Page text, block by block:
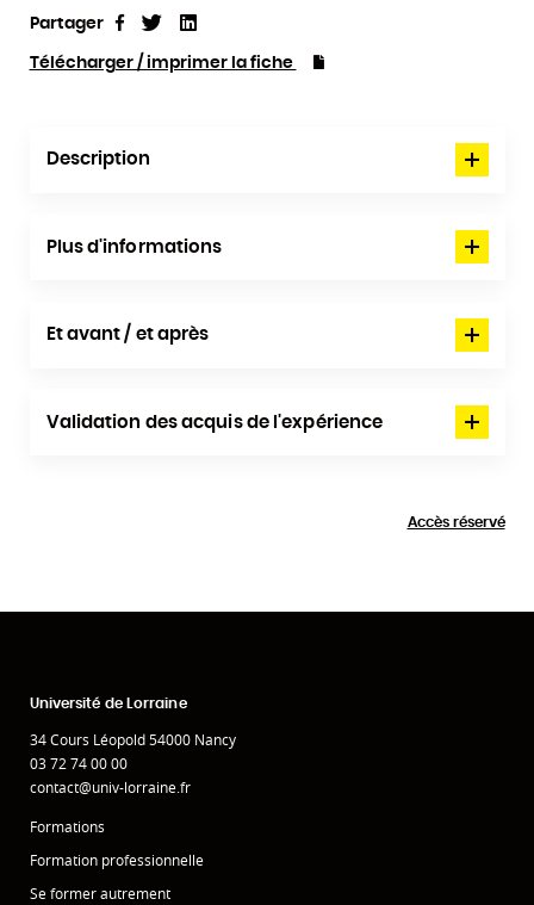
Partager PartagerTweet
Télécharger / imprimer la fiche
Description
Plus d'informations
Et avant / et après
Validation des acquis de l'expérience
Accès réservé
Université de Lorraine
34 Cours Léopold 54000 Nancy
03 72 74 00 00
contact@univ-lorraine.fr
Formations
Formation professionnelle
Se former autrement